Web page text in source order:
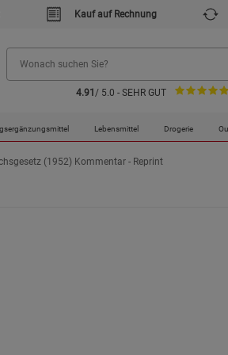
Kauf auf Rechnung
4.91 / 5.0 - SEHR GUT
Lebensmittel Drogerie
(1952) Kommentar - Reprint